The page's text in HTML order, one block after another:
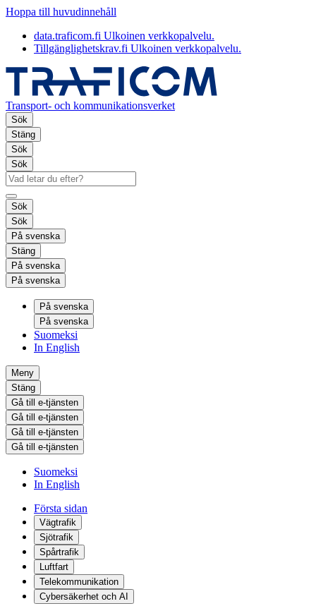
Hoppa till huvudinnehåll
data.traficom.fi Ulkoinen verkkopalvelu.
Tillgänglighetskrav.fi Ulkoinen verkkopalvelu.
Transport- och kommunikationsverket
Sök
Stäng
Sök
Sök
Sök
Sök
På svenska
Stäng
På svenska
På svenska
På svenska
På svenska
Suomeksi
In English
Meny
Stäng
Gå till e-tjänsten
Gå till e-tjänsten
Gå till e-tjänsten
Gå till e-tjänsten
Suomeksi
In English
Första sidan
Vägtrafik
Sjötrafik
Spårtrafik
Luftfart
Telekommunikation
Cybersäkerhet och AI